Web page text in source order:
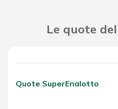
Le quote
Quote SuperEnalotto